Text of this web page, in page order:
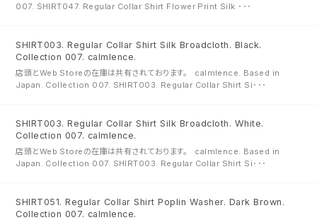
007. SHIRT047. Regular Collar Shirt Flower Print Silk ･･･
SHIRT003. Regular Collar Shirt Silk Broadcloth. Black.
Collection 007. calmlence.
店頭とWeb Storeの在庫は共有されております。 calmlence. Based in
Japan. Collection 007. SHIRT003. Regular Collar Shirt Si･･･
SHIRT003. Regular Collar Shirt Silk Broadcloth. White.
Collection 007. calmlence.
店頭とWeb Storeの在庫は共有されております。 calmlence. Based in
Japan. Collection 007. SHIRT003. Regular Collar Shirt Si･･･
SHIRT051. Regular Collar Shirt Poplin Washer. Dark Brown.
Collection 007. calmlence.